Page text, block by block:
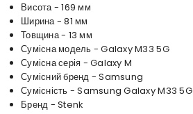
Висота - 169 мм
Ширина - 81 мм
Товщина - 13 мм
Сумісна модель - Galaxy M33 5G
Сумісна серія - Galaxy M
Сумісний бренд - Samsung
Сумісність - Samsung Galaxy M33 5G
Бренд - Stenk